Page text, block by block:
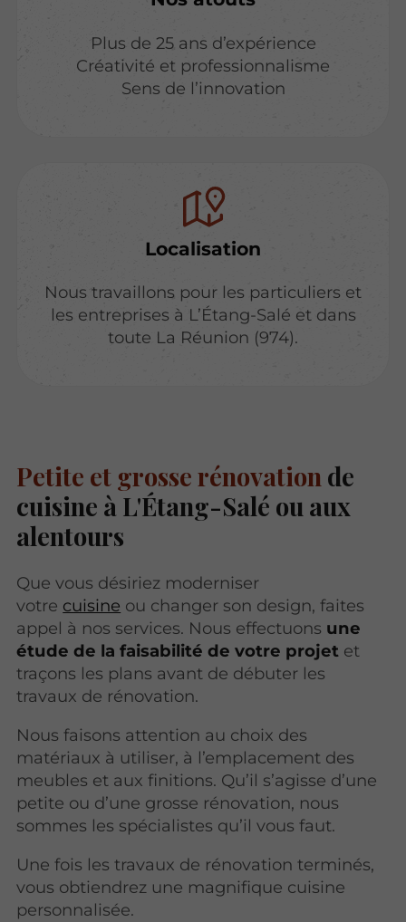
Plus de 25 ans d’expérience
Créativité et professionnalisme
Sens de l’innovation
Localisation
Nous travaillons pour les particuliers et
les entreprises à L’Étang-Salé et dans
toute La Réunion (974).
Petite et grosse rénovation de
cuisine à L'Étang-Salé ou aux
alentours
Que vous désiriez moderniser
votre cuisine ou changer son design, faites
appel à nos services. Nous effectuons une
étude de la faisabilité de votre projet et
traçons les plans avant de débuter les
travaux de rénovation.
Nous faisons attention au choix des
matériaux à utiliser, à l’emplacement des
meubles et aux finitions. Qu’il s’agisse d’une
petite ou d’une grosse rénovation, nous
sommes les spécialistes qu’il vous faut.
Une fois les travaux de rénovation terminés,
vous obtiendrez une magnifique cuisine
personnalisée.